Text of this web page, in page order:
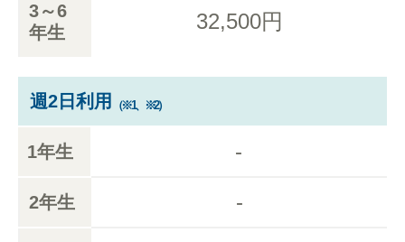
3～6
年生
32,500円
週2日利用 （※1、※2）
1年生 -
2年生 -